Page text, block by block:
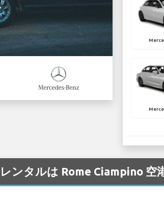
ンタルは Rome Ciampino 空